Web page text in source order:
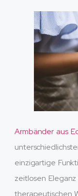
Armbänder aus
einzigartige
zeitlosen
therapeutischen